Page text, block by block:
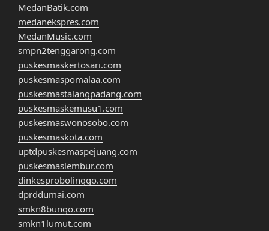
MedanBatik.com
medanekspres.com
MedanMusic.com
smpn2tenggarong.com
puskesmaskertosari.com
puskesmaspomalaa.com
puskesmastalangpadang.com
puskesmaskemusu1.com
puskesmaswonosobo.com
puskesmaskota.com
uptdpuskesmaspejuang.com
puskesmaslembur.com
dinkesprobolinggo.com
dprddumai.com
smkn8bungo.com
smkn1lumut.com